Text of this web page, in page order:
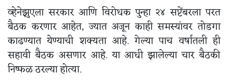
व्हेनेझुएला सरकार आणि विरोधक पुन्हा २४ सप्टेंबरला परत
बैठक करणार आहेत, ज्यात अजून काही समस्यांवर तोडगा
काढण्यात येण्याची शक्यता आहे. गेल्या पाच वर्षातली ही
सहावी बैठक असणार आहे. या आधी झालेल्या चार बैठकी
निष्फळ ठरल्या होत्या.